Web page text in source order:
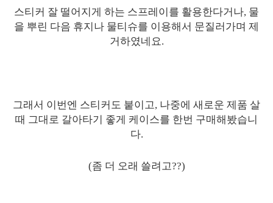
스티커 잘 떨어지게 하는 스프레이를 활용한다거나, 물
을 뿌린 다음 휴지나 물티슈를 이용해서 문질러가며 제
거하였네요.
그래서 이번엔 스티커도 붙이고, 나중에 새로운 제품 살
때 그대로 갈아타기 좋게 케이스를 한번 구매해봤습니
다.
(좀 더 오래 쓸려고??)